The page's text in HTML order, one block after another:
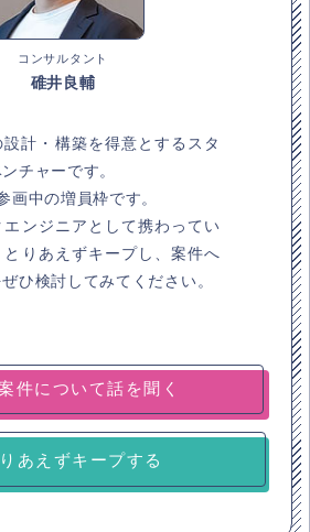
コンサルタント
碓井良輔
計・構築を得意とするスタ
チャーです。
画中の増員枠です。
ンジニアとして携わってい
とりあえずキープし、案件へ
ひ検討してみてください。
あえずキープする